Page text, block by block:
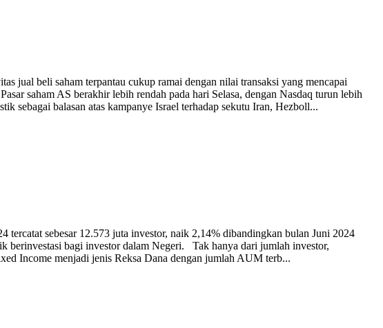
jual beli saham terpantau cukup ramai dengan nilai transaksi yang mencapai
saham AS berakhir lebih rendah pada hari Selasa, dengan Nasdaq turun lebih
sebagai balasan atas kampanye Israel terhadap sekutu Iran, Hezboll...
sebesar 12.573 juta investor, naik 2,14% dibandingkan bulan Juni 2024
berinvestasi bagi investor dalam Negeri. Tak hanya dari jumlah investor,
Income menjadi jenis Reksa Dana dengan jumlah AUM terb...